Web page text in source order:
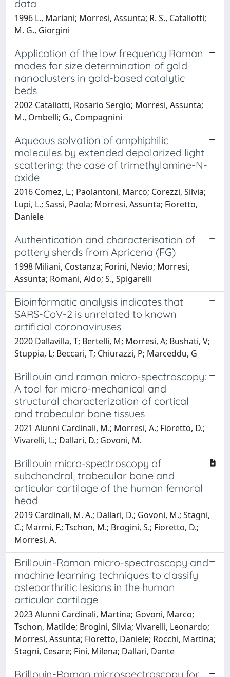
data
1996 L., Mariani; Morresi, Assunta; R. S., Cataliotti;
M. G., Giorgini
Application of the low frequency Raman
modes for size determination of gold
nanoclusters in gold-based catalytic
beds
2002 Cataliotti, Rosario Sergio; Morresi, Assunta;
M., Ombelli; G., Compagnini
Aqueous solvation of amphiphilic
molecules by extended depolarized light
scattering: the case of trimethylamine-N-
oxide
2016 Comez, L.; Paolantoni, Marco; Corezzi, Silvia;
Lupi, L.; Sassi, Paola; Morresi, Assunta; Fioretto,
Daniele
Authentication and characterisation of
pottery sherds from Apricena (FG)
1998 Miliani, Costanza; Forini, Nevio; Morresi,
Assunta; Romani, Aldo; S., Spigarelli
Bioinformatic analysis indicates that
SARS-CoV-2 is unrelated to known
artificial coronaviruses
2020 Dallavilla, T; Bertelli, M; Morresi, A; Bushati, V;
Stuppia, L; Beccari, T; Chiurazzi, P; Marceddu, G
Brillouin and raman micro-spectroscopy:
A tool for micro-mechanical and
structural characterization of cortical
and trabecular bone tissues
2021 Alunni Cardinali, M.; Morresi, A.; Fioretto, D.;
Vivarelli, L.; Dallari, D.; Govoni, M.
Brillouin micro-spectroscopy of
subchondral, trabecular bone and
articular cartilage of the human femoral
head
2019 Cardinali, M. A.; Dallari, D.; Govoni, M.; Stagni,
C.; Marmi, F.; Tschon, M.; Brogini, S.; Fioretto, D.;
Morresi, A.
Brillouin-Raman micro-spectroscopy and
machine learning techniques to classify
osteoarthritic lesions in the human
articular cartilage
2023 Alunni Cardinali, Martina; Govoni, Marco;
Tschon, Matilde; Brogini, Silvia; Vivarelli, Leonardo;
Morresi, Assunta; Fioretto, Daniele; Rocchi, Martina;
Stagni, Cesare; Fini, Milena; Dallari, Dante
Brillouin-Raman microspectroscopy for